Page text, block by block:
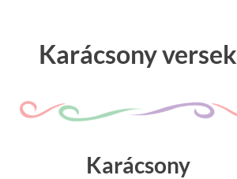
Karácsony versek
Karácsony